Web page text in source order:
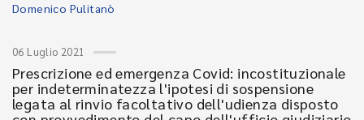
Domenico Pulitanò
06 Luglio 2021
Prescrizione ed emergenza Covid: incostituzionale
per indeterminatezza l'ipotesi di sospensione
legata al rinvio facoltativo dell'udienza disposto